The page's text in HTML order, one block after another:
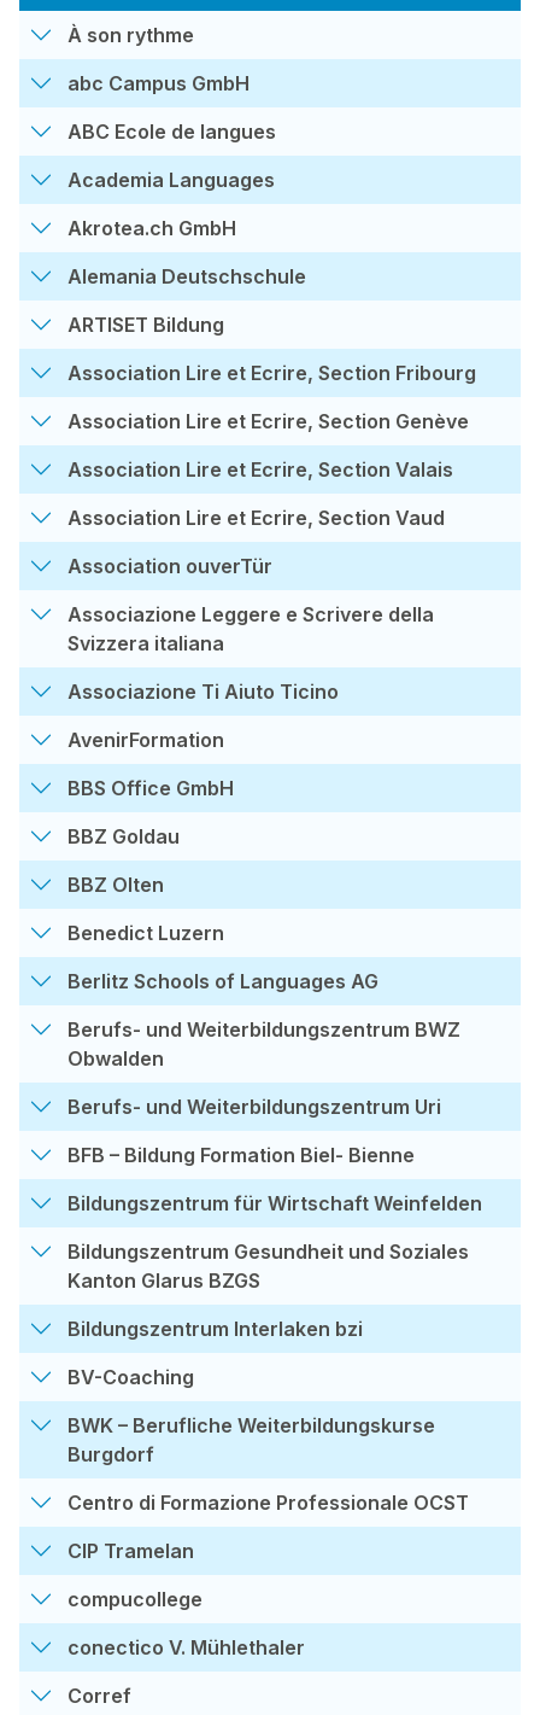
À son rythme
abc Campus GmbH
ABC Ecole de langues
Academia Languages
Akrotea.ch GmbH
Alemania Deutschschule
ARTISET Bildung
Association Lire et Ecrire, Section Fribourg
Association Lire et Ecrire, Section Genève
Association Lire et Ecrire, Section Valais
Association Lire et Ecrire, Section Vaud
Association ouverTür
Associazione Leggere e Scrivere della
Svizzera italiana
Associazione Ti Aiuto Ticino
AvenirFormation
BBS Office GmbH
BBZ Goldau
BBZ Olten
Benedict Luzern
Berlitz Schools of Languages AG
Berufs- und Weiterbildungszentrum BWZ
Obwalden
Berufs- und Weiterbildungszentrum Uri
BFB – Bildung Formation Biel- Bienne
Bildungszentrum für Wirtschaft Weinfelden
Bildungszentrum Gesundheit und Soziales
Kanton Glarus BZGS
Bildungszentrum Interlaken bzi
BV-Coaching
BWK – Berufliche Weiterbildungskurse
Burgdorf
Centro di Formazione Professionale OCST
CIP Tramelan
compucollege
conectico V. Mühlethaler
Corref